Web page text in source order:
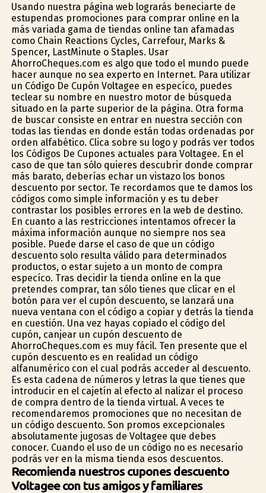
Usando nuestra página web lograrás beneficiarte de
estupendas promociones para comprar online en la
más variada gama de tiendas online tan afamadas
como Chain Reactions Cycles, Carrefour, Marks &
Spencer, LastMinute o Staples. Usar
AhorroCheques.com es algo que todo el mundo puede
hacer aunque no sea experto en Internet. Para utilizar
un Código De Cupón Voltagee en específico, puedes
teclear su nombre en nuestro motor de búsqueda
situado en la parte superior de la página. Otra forma
de buscar consiste en entrar en nuestra sección con
todas las tiendas en donde están todas ordenadas por
orden alfabético. Clica sobre su logo y podrás ver todos
los Códigos De Cupones actuales para Voltagee. En el
caso de que tan sólo quieres descubrir donde comprar
más barato, deberías echar un vistazo los bonos
descuento por sector. Te recordamos que te damos los
códigos como simple información y es tu deber
contrastar los posibles errores en la web de destino.
En cuanto a las restricciones intentamos ofrecer la
máxima información aunque no siempre nos sea
posible. Puede darse el caso de que un código
descuento solo resulta válido para determinados
productos, o estar sujeto a un monto de compra
específico. Tras decidir la tienda online en la que
pretendes comprar, tan sólo tienes que clicar en el
botón para ver el cupón descuento, se lanzará una
nueva ventana con el código a copiar y detrás la tienda
en cuestión. Una vez hayas copiado el código del
cupón, canjear un cupón descuento de
AhorroCheques.com es muy fácil. Ten presente que el
cupón descuento es en realidad un código
alfanumérico con el cual podrás acceder al descuento.
Es esta cadena de números y letras la que tienes que
introducir en el cajetín al efecto al finalizar el proceso
de compra dentro de la tienda virtual. A veces te
recomendaremos promociones que no necesitan de
un código descuento. Son promos excepcionales
absolutamente jugosas de Voltagee que debes
conocer. Cuando el uso de un código no es necesario
podrás ver en la misma tienda esos descuentos.
Recomienda nuestros cupones descuento
Voltagee con tus amigos y familiares